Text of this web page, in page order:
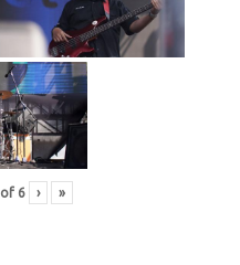
of 6 › »